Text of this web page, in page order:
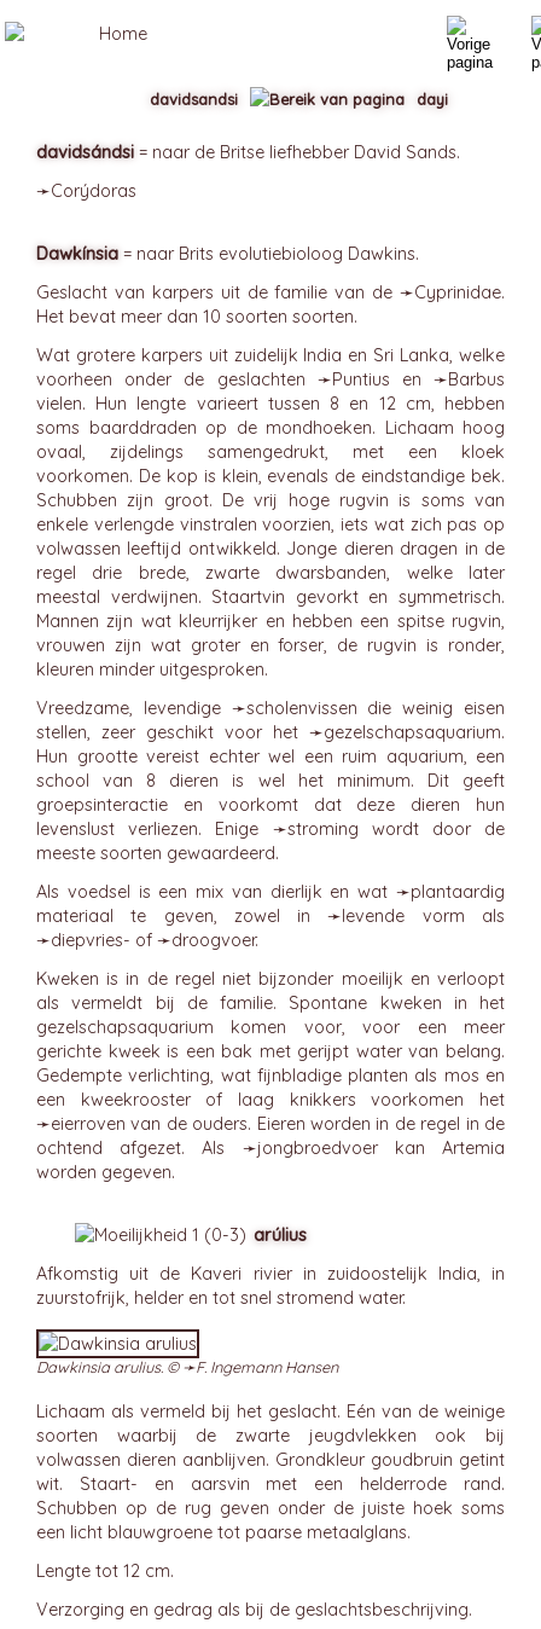
davidsándsi = naar de Britse liefhebber David Sands.
➛Corýdoras
Dawkínsia = naar Brits evolutiebioloog Dawkins.
Geslacht van karpers uit de familie van de ➛Cyprinidae.
Het bevat meer dan 10 soorten soorten.
Wat grotere karpers uit zuidelijk India en Sri Lanka, welke
voorheen onder de geslachten ➛Puntius en ➛Barbus
vielen. Hun lengte varieert tussen 8 en 12 cm, hebben
soms baarddraden op de mondhoeken. Lichaam hoog
ovaal, zijdelings samengedrukt, met een kloek
voorkomen. De kop is klein, evenals de eindstandige bek.
Schubben zijn groot. De vrij hoge rugvin is soms van
enkele verlengde vinstralen voorzien, iets wat zich pas op
volwassen leeftijd ontwikkeld. Jonge dieren dragen in de
regel drie brede, zwarte dwarsbanden, welke later
meestal verdwijnen. Staartvin gevorkt en symmetrisch.
Mannen zijn wat kleurrijker en hebben een spitse rugvin,
vrouwen zijn wat groter en forser, de rugvin is ronder,
kleuren minder uitgesproken.
Vreedzame, levendige ➛scholenvissen die weinig eisen
stellen, zeer geschikt voor het ➛gezelschapsaquarium.
Hun grootte vereist echter wel een ruim aquarium, een
school van 8 dieren is wel het minimum. Dit geeft
groepsinteractie en voorkomt dat deze dieren hun
levenslust verliezen. Enige ➛stroming wordt door de
meeste soorten gewaardeerd.
Als voedsel is een mix van dierlijk en wat ➛plantaardig
materiaal te geven, zowel in ➛levende vorm als
➛diepvries- of ➛droogvoer.
Kweken is in de regel niet bijzonder moeilijk en verloopt
als vermeldt bij de familie. Spontane kweken in het
gezelschapsaquarium komen voor, voor een meer
gerichte kweek is een bak met gerijpt water van belang.
Gedempte verlichting, wat fijnbladige planten als mos en
een kweekrooster of laag knikkers voorkomen het
➛eierroven van de ouders. Eieren worden in de regel in de
ochtend afgezet. Als ➛jongbroedvoerkan Artemia
worden gegeven.
arúlius
Afkomstig uit de Kaveri rivier in zuidoostelijk India, in
zuurstofrijk, helder en tot snel stromend water.
Dawkinsia arulius. © ➛F. Ingemann Hansen
Lichaam als vermeld bij het geslacht. Eén van de weinige
soorten waarbij de zwarte jeugdvlekken ook bij
volwassen dieren aanblijven. Grondkleur goudbruin getint
wit. Staart- en aarsvin met een helderrode rand.
Schubben op de rug geven onder de juiste hoek soms
een licht blauwgroene tot paarse metaalglans.
Lengte tot 12 cm.
Verzorging en gedrag als bij de geslachtsbeschrijving.
davidsandsi dayi